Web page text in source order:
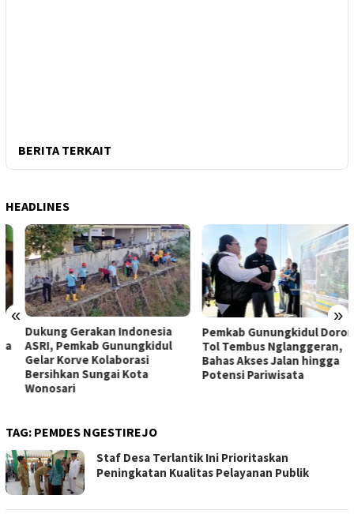
BERITA TERKAIT
HEADLINES
« »
Dukung Gerakan Indonesia
ASRI, Pemkab Gunungkidul
Gelar Korve Kolaborasi
Bersihkan Sungai Kota
Wonosari
Pemkab Gunungkidul Dorong
Tol Tembus Nglanggeran,
Bahas Akses Jalan hingga
Potensi Pariwisata
TAG: PEMDES NGESTIREJO
Staf Desa Terlantik Ini Prioritaskan
Peningkatan Kualitas Pelayanan Publik